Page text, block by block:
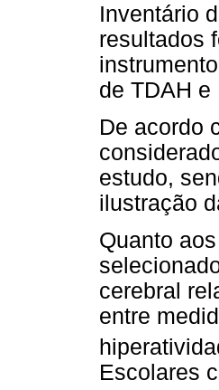
Inventário
resultados
de TDAH e
De acordo
estudo,
ilustração
Quanto
cerebral
entre
Escolares